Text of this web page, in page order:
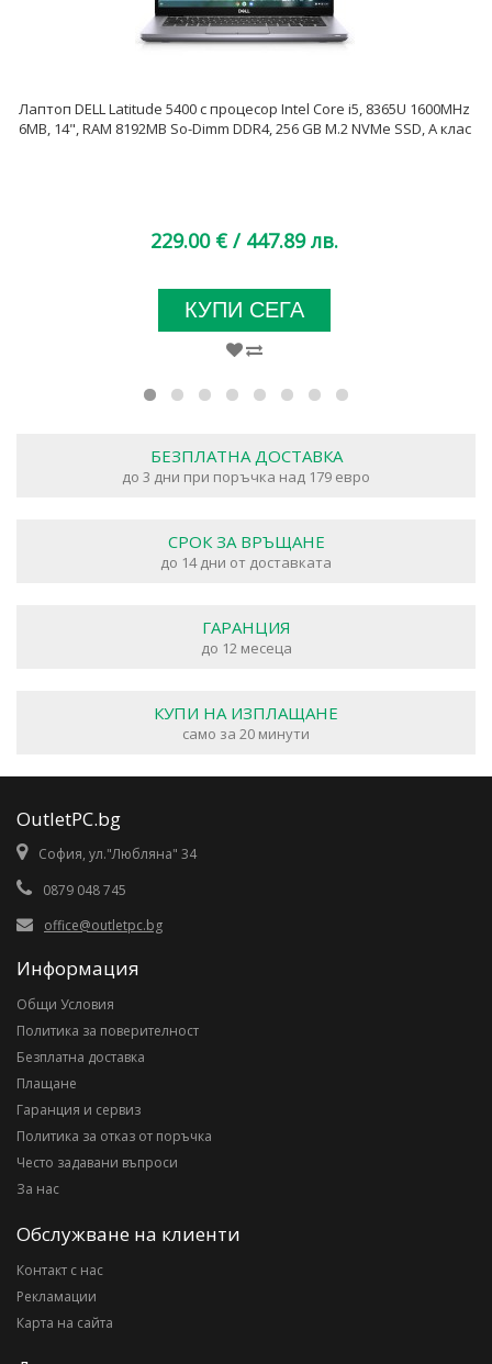
Лаптоп DELL Latitude 5400 с процесор Intel Core i5, 8365U 1600MHz
6MB, 14", RAM 8192MB So-Dimm DDR4, 256 GB M.2 NVMe SSD, А клас
229.00 € / 447.89 лв.
КУПИ СЕГА
БЕЗПЛАТНА ДОСТАВКА
до 3 дни при поръчка над 179 евро
СРОК ЗА ВРЪЩАНЕ
до 14 дни от доставката
ГАРАНЦИЯ
до 12 месеца
КУПИ НА ИЗПЛАЩАНЕ
само за 20 минути
OutletPC.bg
София, ул."Любляна" 34
0879 048 745
office@outletpc.bg
Информация
Общи Условия
Политика за поверителност
Безплатна доставка
Плащане
Гаранция и сервиз
Политика за отказ от поръчка
Често задавани въпроси
За нас
Обслужване на клиенти
Контакт с нас
Рекламации
Карта на сайта